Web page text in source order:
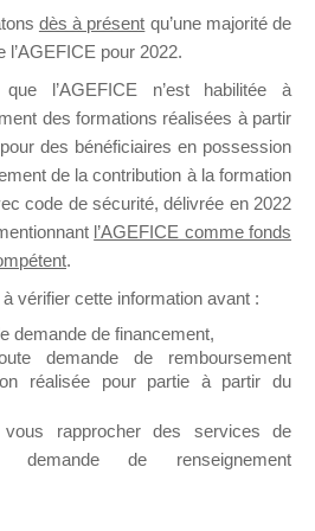
il y a un mois
aux Organismes de
répondre à l’Appel à
du Dirigeant.
un forum dédié au support
de laisser un message
d’être
groupe
dès à présent qu’une majorité de
l’AGEFICE pour 2022.
l’AGEFICE n’est habilitée à
des formations réalisées à partir
des bénéficiaires en possession
de la contribution à la formation
code de sécurité, délivrée en 2022
l’AGEFICE comme fonds
.
vérifier cette information avant :
demande de financement,
demande de remboursement
réalisée pour partie à partir du
rapprocher des services de
demande de renseignement